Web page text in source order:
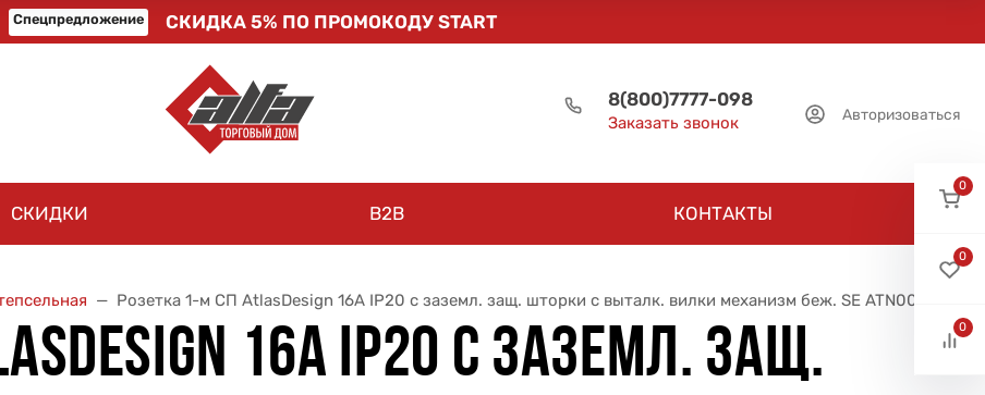
Спецпредложение СКИДКА 5% ПО ПРОМОКОДУ START
8(800)7777-098
Заказать звонок Авторизоваться
СКИДКИ B2B КОНТАКТЫ
Розетка 1-м СП AtlasDesign 16А IP20 с заземл. защ. шторки с выталк. вилки механизм беж. SE ATN000247
16А IP20 С ЗАЗЕМЛ. ЗАЩ.
0
0
0